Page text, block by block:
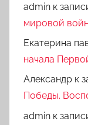
admin к
мировой
Екатерина
начала
Александр к
Победы.
admin к